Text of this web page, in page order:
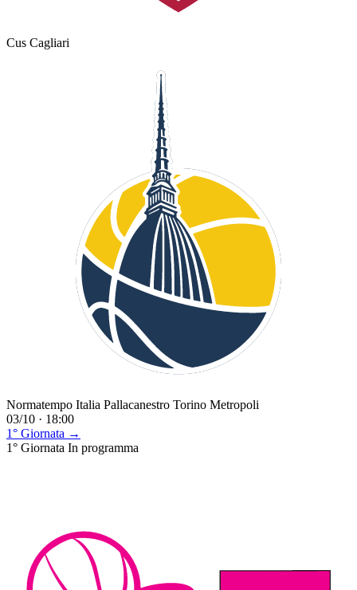
Cus Cagliari
Normatempo Italia Pallacanestro Torino Metropoli
03/10 · 18:00
1° Giornata →
1° Giornata In programma